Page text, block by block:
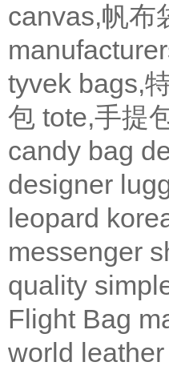
canvas,帆布
tyvek bags,
包 tote,手提
candy bag
designer
leopard
messenger
quality
Flight Bag
world leather